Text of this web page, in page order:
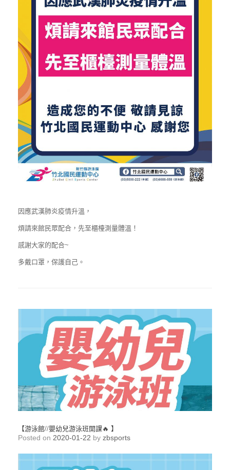
因應武漢肺炎疫情升溫，
煩請來館民眾配合，先至櫃檯測量體溫！
感謝大家的配合~
多戴口罩，保護自己。
【游泳館//嬰幼兒游泳班開課🔥 】
Posted on 2020-01-22 by zbsports